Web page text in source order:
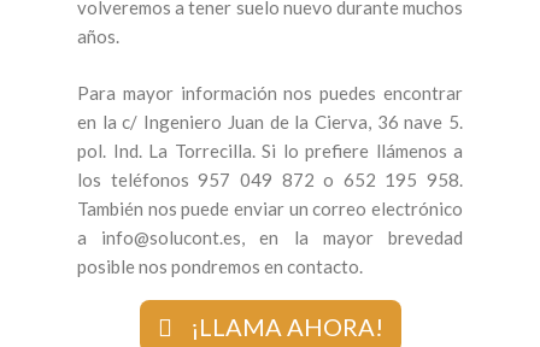
volveremos a tener suelo nuevo durante muchos
años.
Para mayor información nos puedes encontrar
en la c/ Ingeniero Juan de la Cierva, 36 nave 5.
pol. Ind. La Torrecilla. Si lo prefiere llámenos a
los teléfonos 957 049 872 o 652 195 958.
También nos puede enviar un correo electrónico
a info@solucont.es, en la mayor brevedad
posible nos pondremos en contacto.
¡LLAMA AHORA!